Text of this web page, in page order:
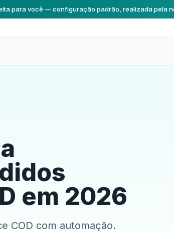
para você — configuração padrão, realizada pela
em 2026
COD com automação.